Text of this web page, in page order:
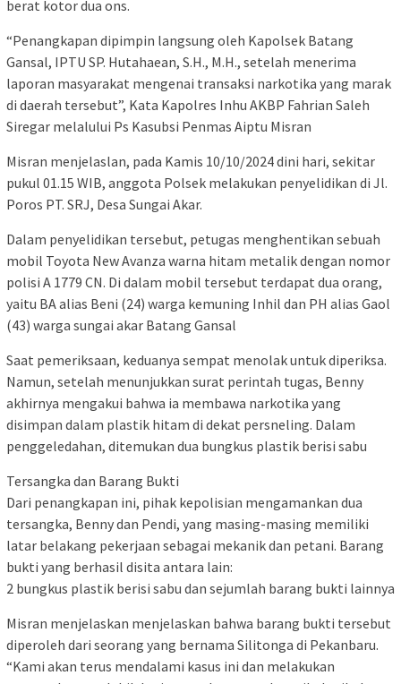
berat kotor dua ons.
“Penangkapan dipimpin langsung oleh Kapolsek Batang
Gansal, IPTU SP. Hutahaean, S.H., M.H., setelah menerima
laporan masyarakat mengenai transaksi narkotika yang marak
di daerah tersebut”, Kata Kapolres Inhu AKBP Fahrian Saleh
Siregar melalului Ps Kasubsi Penmas Aiptu Misran
Misran menjelaslan, pada Kamis 10/10/2024 dini hari, sekitar
pukul 01.15 WIB, anggota Polsek melakukan penyelidikan di Jl.
Poros PT. SRJ, Desa Sungai Akar.
Dalam penyelidikan tersebut, petugas menghentikan sebuah
mobil Toyota New Avanza warna hitam metalik dengan nomor
polisi A 1779 CN. Di dalam mobil tersebut terdapat dua orang,
yaitu BA alias Beni (24) warga kemuning Inhil dan PH alias Gaol
(43) warga sungai akar Batang Gansal
Saat pemeriksaan, keduanya sempat menolak untuk diperiksa.
Namun, setelah menunjukkan surat perintah tugas, Benny
akhirnya mengakui bahwa ia membawa narkotika yang
disimpan dalam plastik hitam di dekat persneling. Dalam
penggeledahan, ditemukan dua bungkus plastik berisi sabu
Tersangka dan Barang Bukti
Dari penangkapan ini, pihak kepolisian mengamankan dua
tersangka, Benny dan Pendi, yang masing-masing memiliki
latar belakang pekerjaan sebagai mekanik dan petani. Barang
bukti yang berhasil disita antara lain:
2 bungkus plastik berisi sabu dan sejumlah barang bukti lainnya
Misran menjelaskan menjelaskan bahwa barang bukti tersebut
diperoleh dari seorang yang bernama Silitonga di Pekanbaru.
“Kami akan terus mendalami kasus ini dan melakukan